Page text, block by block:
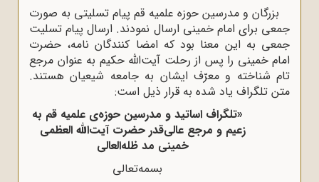
بزرگان و مدرسین حوزه علمیه قم پیام تسلیتی به صورت
جمعی برای امام خمینی ارسال نمودند. ارسال پیام تسلیت
جمعی به این معنا بود که امضا کنندگان نامه، حضرت
امام خمینی را پس از رحلت آیت‌الله حکیم به عنوان مرجع
تام شناخته و معرّف ایشان به جامعه شیعیان هستند.
متن تلگراف یاد شده به قرار ذیل است:
«تلگراف اساتید و مدرسین حوزه‌ی علمیه قم به
زعیم و مرجع عالی‌قدر حضرت آیت‌الله العظمی
خمینی مد ظله‌العالی
بسمه‌تعالی